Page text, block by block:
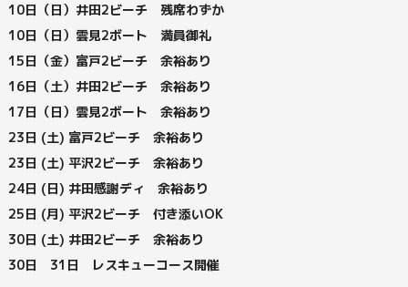
10日（日）井田2ビーチ 残席わずか
10日（日）雲見2ボート 満員御礼
15日（金）富戸2ビーチ 余裕あり
16日（土）井田2ビーチ 余裕あり
17日（日）雲見2ボート 余裕あり
23日 (土) 富戸2ビーチ 余裕あり
23日 (土) 平沢2ビーチ 余裕あり
24日 (日) 井田感謝ディ 余裕あり
25日 (月) 平沢2ビーチ 付き添いOK
30日 (土) 井田2ビーチ 余裕あり
30日 31日 レスキューコース開催